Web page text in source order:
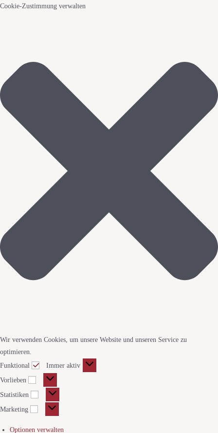
Cookie-Zustimmung verwalten
Wir verwenden Cookies, um unsere Website und unseren Service zu
optimieren.
Funktional
Immer aktiv
Vorlieben
Statistiken
Marketing
Optionen verwalten